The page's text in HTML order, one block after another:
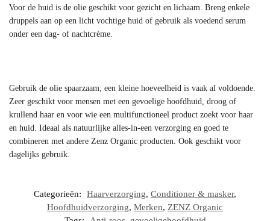
Voor de huid is de olie geschikt voor gezicht en lichaam. Breng enkele
druppels aan op een licht vochtige huid of gebruik als voedend serum
onder een dag- of nachtcrème.
Gebruik de olie spaarzaam; een kleine hoeveelheid is vaak al voldoende.
Zeer geschikt voor mensen met een gevoelige hoofdhuid, droog of
krullend haar en voor wie een multifunctioneel product zoekt voor haar
en huid. Ideaal als natuurlijke alles-in-een verzorging en goed te
combineren met andere Zenz Organic producten. Ook geschikt voor
dagelijks gebruik.
Categorieën: Haarverzorging, Conditioner & masker,
Hoofdhuidverzorging, Merken, ZENZ Organic